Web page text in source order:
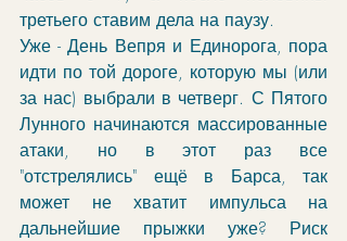
третьего ставим дела на паузу.
Уже - День Вепря и Единорога, пора
идти по той дороге, которую мы (или
за нас) выбрали в четверг. С Пятого
Лунного начинаются массированные
атаки, но в этот раз все
"отстрелялись" ещё в Барса, так
может не хватит импульса на
дальнейшие прыжки уже? Риск